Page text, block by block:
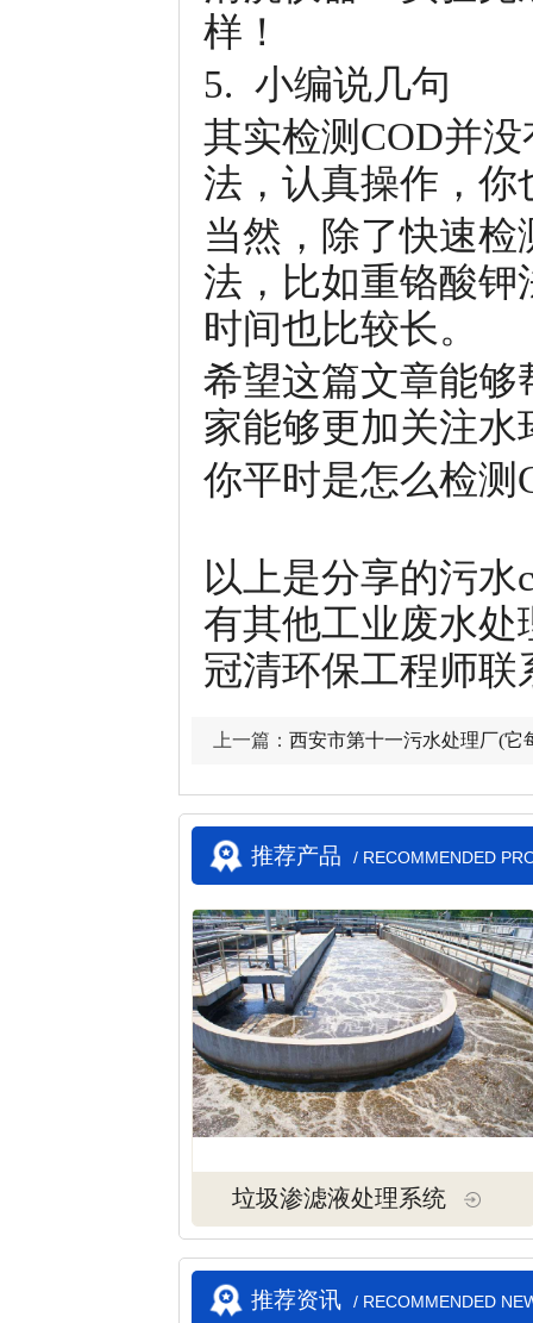
样！
5. 小编说几句
其实检测COD并
法，认真操作，你
当然，除了快速
法，比如重铬酸钾
时间也比较长。
希望这篇文章能够
家能够更加关注水
你平时是怎么检测
以上是分享的污
有其他工业废水处
冠清环保工程师联
上一篇： 西安市第十一污水处理厂(它
推荐产品 / RECOMMENDED
垃圾渗滤液处理系统
推荐资讯 / RECOMMENDED